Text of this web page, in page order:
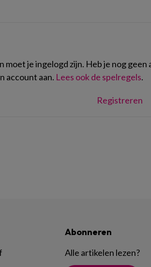
moet je ingelogd zijn. Heb je nog geen
account aan. Lees ook de spelregels.
Registreren
Abonneren
Alle artikelen lezen?